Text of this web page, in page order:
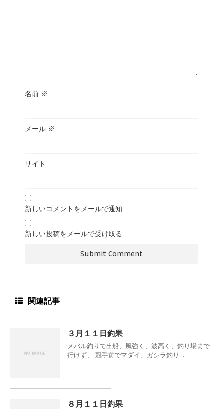
名前 ※
メール ※
サイト
新しいコメントをメールで通知
新しい投稿をメールで受け取る
関連記事
３月１１日釣果
メバル釣りで出船、風強く、波高く、釣り場まで
行けず、 冠手前でマダイ、ガシラ釣り ...
８月１１日釣果